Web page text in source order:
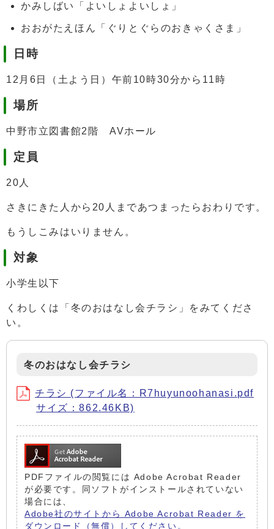
かみしばい「よいしょよいしょ」
おおがたえほん「ぐりとぐらのおきゃくさま」
日時
12月6日（土よう日）午前10時30分から11時
場所
中野市立図書館2階 AVホール
定員
20人
さきにきた人から20人まであつまったらおわりです。
もうしこみはいりません。
対象
小学生以下
くわしくは「冬のおはなし会チラシ」をみてくださ
い。
冬のおはなし会チラシ
チラシ (ファイル名：R7huyunoohanasi.pdf
サイズ：862.46KB)
PDFファイルの閲覧には Adobe Acrobat Reader
が必要です。同ソフトがインストールされていない
場合には、
Adobe社のサイトから Adobe Acrobat Reader を
ダウンロード（無償）してください。